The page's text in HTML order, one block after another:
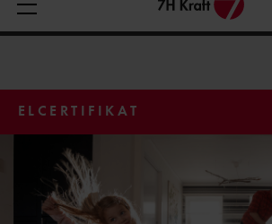
Aktuella elpriser
Medelspotpris (1/08-8/08 (SE3):
ELCERTIFIKAT